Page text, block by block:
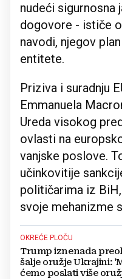
nudeći sigurnosna
dogovore - ističe
navodi, njegov
entitete.
Priziva i suradnju
Emmanuela
Ureda visokog
ovlasti na
vanjske poslove.
učinkovitije
političarima iz
svoje mehanizme
OKREĆE PLOČU
Trump iznenada
šalje oružje Ukrajini:
ćemo poslati više